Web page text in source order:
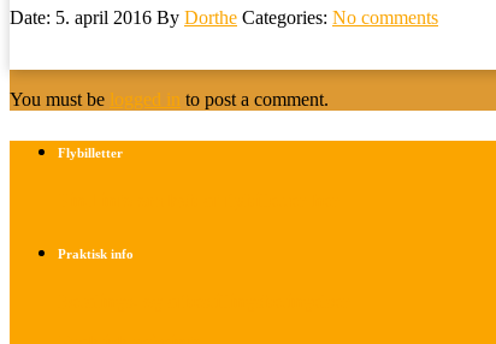
Date: 5. april 2016 By Dorthe Categories: No comments
You must be logged in to post a comment.
Flybilletter
Praktisk info